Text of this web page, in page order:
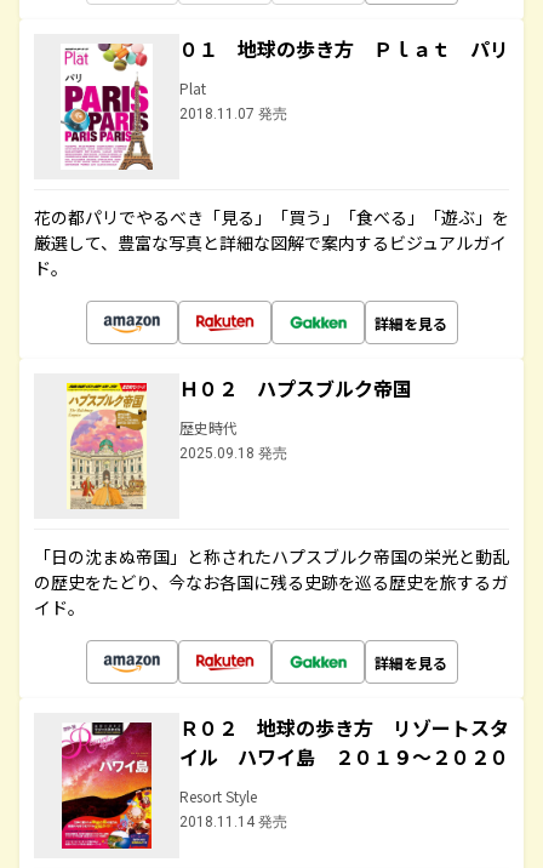
０１ 地球の歩き方 Ｐｌａｔ パリ
Plat
2018.11.07 発売
花の都パリでやるべき「見る」「買う」「食べる」「遊ぶ」を
厳選して、豊富な写真と詳細な図解で案内するビジュアルガイ
ド。
詳細を見る
Ｈ０２ ハプスブルク帝国
歴史時代
2025.09.18 発売
「日の沈まぬ帝国」と称されたハプスブルク帝国の栄光と動乱
の歴史をたどり、今なお各国に残る史跡を巡る歴史を旅するガ
イド。
詳細を見る
Ｒ０２ 地球の歩き方 リゾートスタ
イル ハワイ島 ２０１９～２０２０
Resort Style
2018.11.14 発売